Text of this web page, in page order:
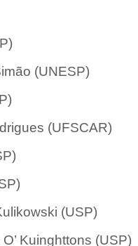
(UNESP)
(UFSCAR)
(USP)
Kuinghttons (USP)